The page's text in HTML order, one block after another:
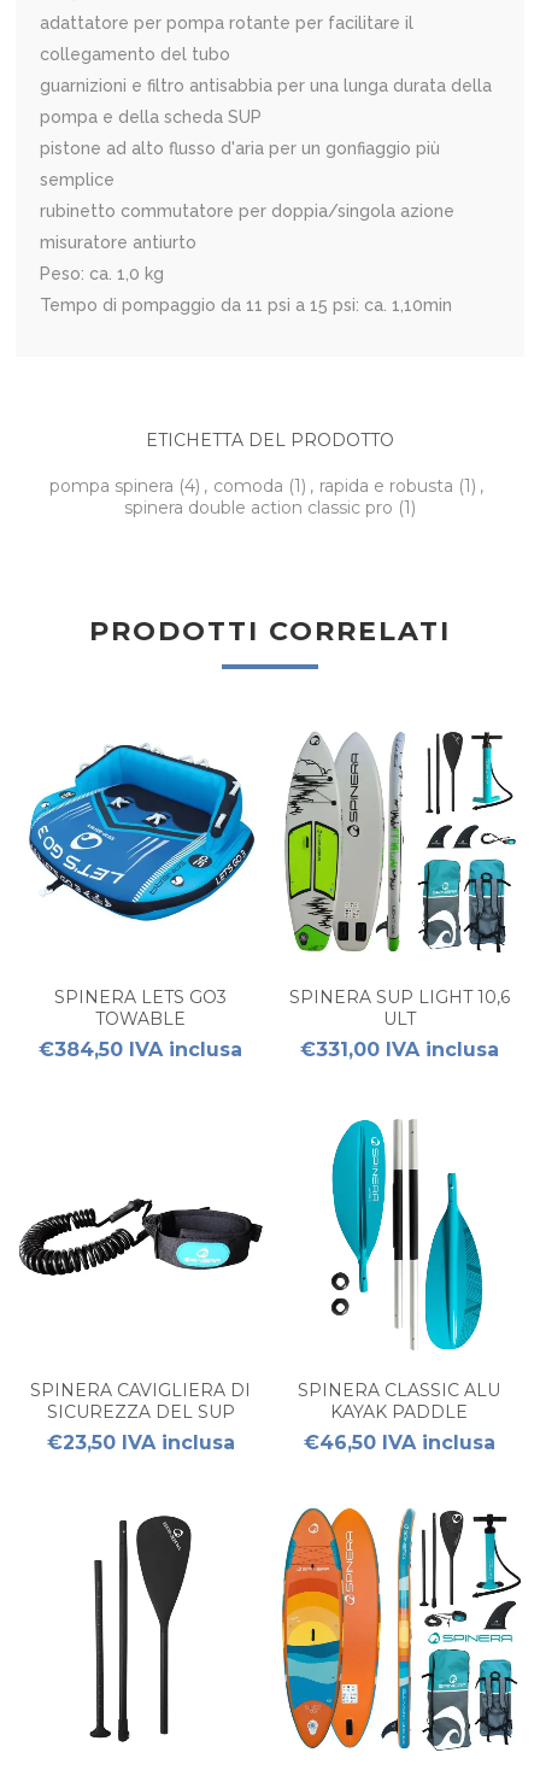
adattatore per pompa rotante per facilitare il
collegamento del tubo
guarnizioni e filtro antisabbia per una lunga durata della
pompa e della scheda SUP
pistone ad alto flusso d'aria per un gonfiaggio più
semplice
rubinetto commutatore per doppia/singola azione
misuratore antiurto
Peso: ca. 1,0 kg
Tempo di pompaggio da 11 psi a 15 psi: ca. 1,10min
ETICHETTA DEL PRODOTTO
pompa spinera (4) , comoda (1) , rapida e robusta (1) ,
spinera double action classic pro (1)
PRODOTTI CORRELATI
SPINERA LETS GO3
TOWABLE
€384,50 IVA inclusa
SPINERA SUP LIGHT 10,6
ULT
€331,00 IVA inclusa
SPINERA CAVIGLIERA DI
SICUREZZA DEL SUP
€23,50 IVA inclusa
SPINERA CLASSIC ALU
KAYAK PADDLE
€46,50 IVA inclusa